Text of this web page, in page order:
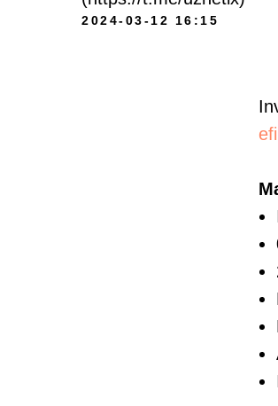
2024-03-12 16:15